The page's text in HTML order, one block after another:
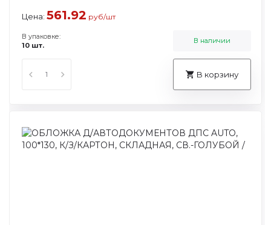
Цена: 561.92 руб/шт
В упаковке:
10 шт.
В наличии
В корзину